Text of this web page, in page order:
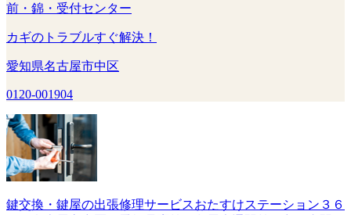
前・錦・受付センター
カギのトラブルすぐ解決！
愛知県名古屋市中区
0120-001904
鍵交換・鍵屋の出張修理サービスおたすけステーション３６